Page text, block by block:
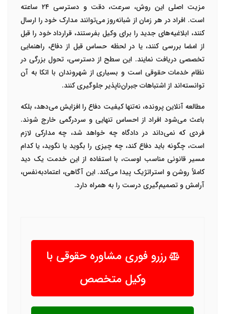
مزیت اصلی این روش، سرعت، دقت و دسترسی ۲۴ ساعته
است. افراد در هر زمان از شبانه‌روز می‌توانند مدارک خود را ارسال
کنند، ابلاغیه‌های جدید را برای وکیل بفرستند، قرارداد خود را قبل
از امضا بررسی کنند، یا در لحظه حساس قبل از دفاع، راهنمایی
تخصصی دریافت نمایند. این سطح از دسترسی، تحول بزرگی در
نظام خدمات حقوقی است و بسیاری از شهروندان با اتکا به آن
توانسته‌اند از اشتباهات جبران‌ناپذیر جلوگیری کنند.
مطالعه آنلاین پرونده، نه‌تنها کیفیت دفاع را افزایش می‌دهد، بلکه
باعث می‌شود افراد از احساس تنهایی و سردرگمی خارج شوند.
فردی که نمی‌داند در دادگاه چه خواهد شد، چه مدارکی لازم
است، چگونه باید دفاع کند، چه چیزی را بگوید یا نگوید، یا کدام
مسیر قانونی مناسب اوست، با استفاده از این خدمت یک دید
کاملاً روشن و استراتژیک پیدا می‌کند. این آگاهی، اعتمادبه‌نفس،
آرامش و تصمیم‌گیری درست را به همراه دارد.
رزرو فوری مشاوره حقوقی با
وکیل متخصص